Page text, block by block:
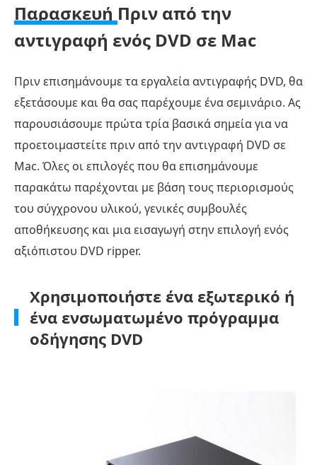
Mac
Παρασκευή Πριν από την
αντιγραφή ενός DVD σε Mac
Πριν επισημάνουμε τα εργαλεία αντιγραφής DVD, θα
εξετάσουμε και θα σας παρέχουμε ένα σεμινάριο. Ας
παρουσιάσουμε πρώτα τρία βασικά σημεία για να
προετοιμαστείτε πριν από την αντιγραφή DVD σε
Mac. Όλες οι επιλογές που θα επισημάνουμε
παρακάτω παρέχονται με βάση τους περιορισμούς
του σύγχρονου υλικού, γενικές συμβουλές
αποθήκευσης και μια εισαγωγή στην επιλογή ενός
αξιόπιστου DVD ripper.
Χρησιμοποιήστε ένα εξωτερικό ή
ένα ενσωματωμένο πρόγραμμα
οδήγησης DVD